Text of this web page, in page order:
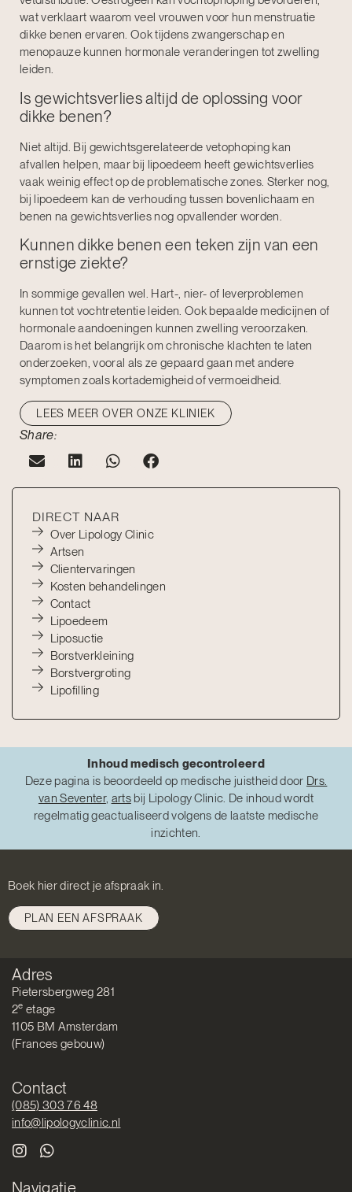
wat verklaart waarom veel vrouwen voor hun menstruatie
dikke benen ervaren. Ook tijdens zwangerschap en
menopauze kunnen hormonale veranderingen tot zwelling
leiden.
Is gewichtsverlies altijd de oplossing voor
dikke benen?
Niet altijd. Bij gewichtsgerelateerde vetophoping kan
afvallen helpen, maar bij lipoedeem heeft gewichtsverlies
vaak weinig effect op de problematische zones. Sterker nog,
bij lipoedeem kan de verhouding tussen bovenlichaam en
benen na gewichtsverlies nog opvallender worden.
Kunnen dikke benen een teken zijn van een
ernstige ziekte?
In sommige gevallen wel. Hart-, nier- of leverproblemen
kunnen tot vochtretentie leiden. Ook bepaalde medicijnen of
hormonale aandoeningen kunnen zwelling veroorzaken.
Daarom is het belangrijk om chronische klachten te laten
onderzoeken, vooral als ze gepaard gaan met andere
symptomen zoals kortademigheid of vermoeidheid.
LEES MEER OVER ONZE KLINIEK
Share:
DIRECT NAAR
Over Lipology Clinic
Artsen
Clientervaringen
Kosten behandelingen
Contact
Lipoedeem
Liposuctie
Borstverkleining
Borstvergroting
Lipofilling
Inhoud medisch gecontroleerd
Deze pagina is beoordeeld op medische juistheid door Drs.
van Seventer, artsbij Lipology Clinic. De inhoud wordt
regelmatig geactualiseerd volgens de laatste medische
inzichten.
Navigatie
Boek hier direct je afspraak in.
PLAN EEN AFSPRAAK
Adres
Pietersbergweg 281
2e etage
1105 BM Amsterdam
(Frances gebouw)
Contact
(085) 303 76 48
info@lipologyclinic.nl